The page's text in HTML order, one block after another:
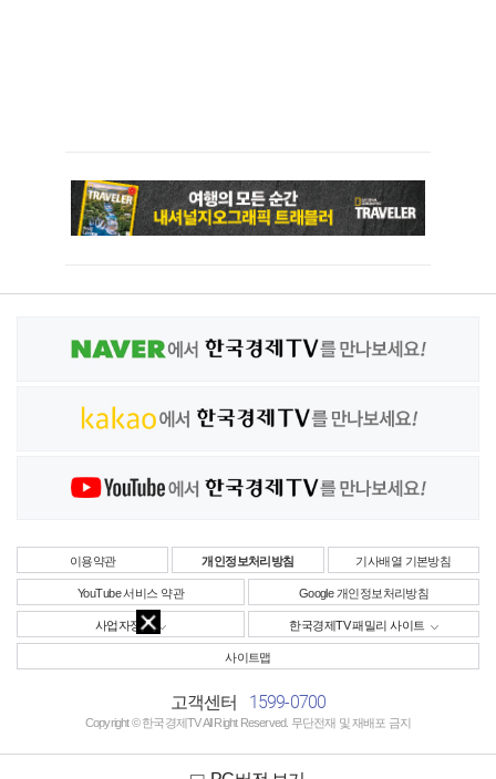
이용약관 개인정보처리방침 기사배열 기본방침
YouTube 서비스 약관 Google 개인정보처리방침
사업자정보 한국경제TV 패밀리 사이트
사이트맵
고객센터 1599-0700
Copyright © 한국경제TV All Right Reserved. 무단전재 및 재배포 금지